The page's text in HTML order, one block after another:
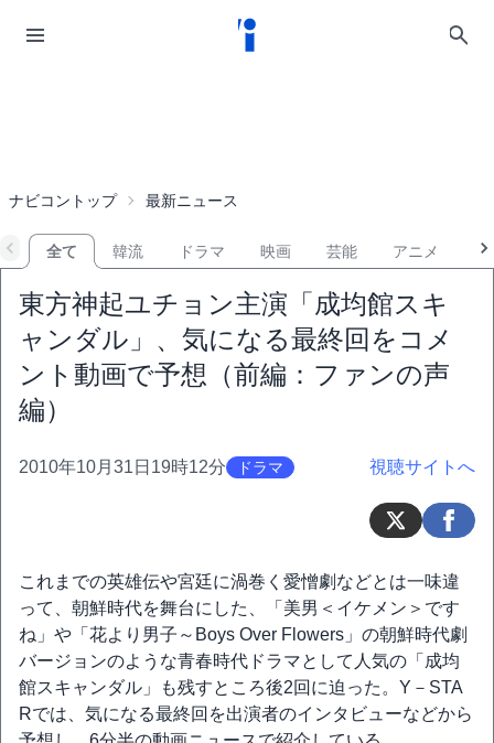
ナビコントップ 最新ニュース
全て 韓流 ドラマ 映画 芸能 アニメ
東方神起ユチョン主演「成均館スキ
ャンダル」、気になる最終回をコメ
ント動画で予想（前編：ファンの声
編）
2010年10月31日19時12分 ドラマ 視聴サイトへ
これまでの英雄伝や宮廷に渦巻く愛憎劇などとは一味違
って、朝鮮時代を舞台にした、「美男＜イケメン＞です
ね」や「花より男子～Boys Over Flowers」の朝鮮時代劇
バージョンのような青春時代ドラマとして人気の「成均
館スキャンダル」も残すところ後2回に迫った。Y－STA
Rでは、気になる最終回を出演者のインタビューなどから